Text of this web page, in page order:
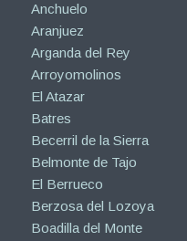
Anchuelo
Aranjuez
Arganda del Rey
Arroyomolinos
El Atazar
Batres
Becerril de la Sierra
Belmonte de Tajo
El Berrueco
Berzosa del Lozoya
Boadilla del Monte